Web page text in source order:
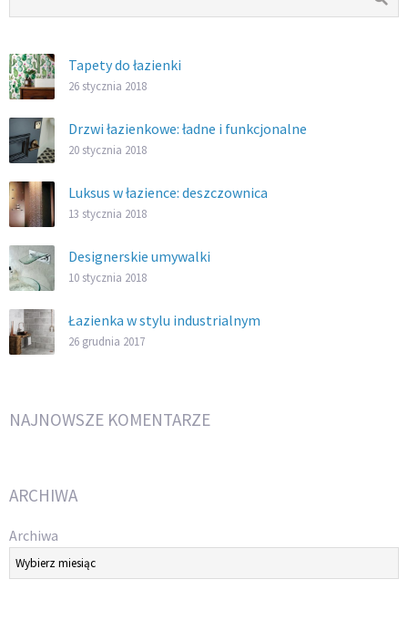
Tapety do łazienki
26 stycznia 2018
Drzwi łazienkowe: ładne i funkcjonalne
20 stycznia 2018
Luksus w łazience: deszczownica
13 stycznia 2018
Designerskie umywalki
10 stycznia 2018
Łazienka w stylu industrialnym
26 grudnia 2017
NAJNOWSZE KOMENTARZE
ARCHIWA
Archiwa